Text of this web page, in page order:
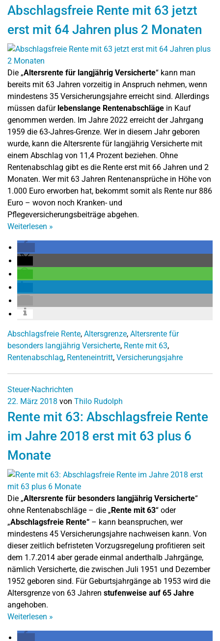
Abschlagsfreie Rente mit 63 jetzt
erst mit 64 Jahren plus 2 Monaten
Die „Altersrente für langjährig Versicherte“ kann man
bereits mit 63 Jahren vorzeitig in Anspruch nehmen, wenn
mindestens 35 Versicherungsjahre erreicht sind. Allerdings
müssen dafür lebenslange Rentenabschläge in Kauf
genommen werden. Im Jahre 2022 erreicht der Jahrgang
1959 die 63-Jahres-Grenze. Wer in diesem Jahr geboren
wurde, kann die Altersrente für langjährig Versicherte mit
einem Abschlag von 11,4 Prozent beziehen. Ohne
Rentenabschlag gibt es die Rente erst mit 66 Jahren und 2
Monaten. Wer mit 63 Jahren Rentenansprüche in Höhe von
1.000 Euro erworben hat, bekommt somit als Rente nur 886
Euro – wovon noch Kranken- und
Pflegeversicherungsbeiträge abgehen.
Weiterlesen »
Abschlagsfreie Rente, Altersgrenze, Altersrente für
besonders langjährig Versicherte, Rente mit 63,
Rentenabschlag, Renteneintritt, Versicherungsjahre
Steuer-Nachrichten
22. März 2018 von Thilo Rudolph
Rente mit 63: Abschlagsfreie Rente
im Jahre 2018 erst mit 63 plus 6
Monate
Die „Altersrente für besonders langjährig Versicherte“
ohne Rentenabschläge – die „Rente mit 63“ oder
„Abschlagsfreie Rente“ – kann beanspruchen, wer
mindestens 45 Versicherungsjahre nachweisen kann. Von
dieser zeitlich befristeten Vorzugsregelung profitieren seit
dem 1.7.2014 aber gerade einmal anderthalb Jahrgänge,
nämlich Versicherte, die zwischen Juli 1951 und Dezember
1952 geboren sind. Für Geburtsjahrgänge ab 1953 wird die
Altersgrenze von 63 Jahren stufenweise auf 65 Jahre
angehoben.
Weiterlesen »